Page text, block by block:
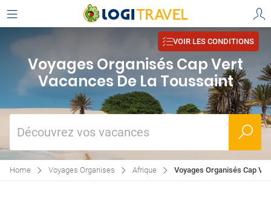
VOIR LES CONDITIONS
Voyages Organisés Cap Vert
Vacances De La Toussaint
Découvrez vos vacances
Home Voyages Organises Afrique Voyages Organisés Cap